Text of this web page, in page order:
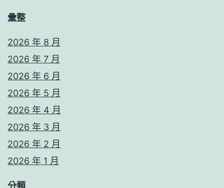
彙整
2026 年 8 月
2026 年 7 月
2026 年 6 月
2026 年 5 月
2026 年 4 月
2026 年 3 月
2026 年 2 月
2026 年 1 月
分類